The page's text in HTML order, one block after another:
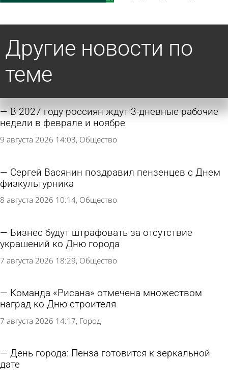
Другие новости по
теме
В 2027 году россиян ждут 3-дневные рабочие
недели в феврале и ноябре
9 августа 2026 14:03 Общество
Сергей Васянин поздравил пензенцев с Днем
физкультурника
8 августа 2026 10:14 Общество
Бизнес будут штрафовать за отсутствие
украшений ко Дню города
7 августа 2026 18:29 Общество
Команда «Рисана» отмечена множеством
наград ко Дню строителя
7 августа 2026 14:17 Город
День города: Пенза готовится к зеркальной
дате